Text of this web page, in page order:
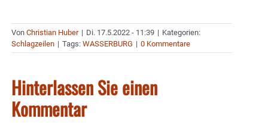
Von Christian Huber | Di. 17.5.2022 - 11:39 | Kategorien:
Schlagzeilen | Tags: WASSERBURG | 0 Kommentare
Hinterlassen Sie einen
Kommentar